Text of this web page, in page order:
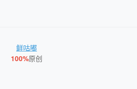
鲜咕嘟
100%原创